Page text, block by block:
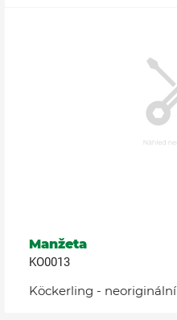
Manžeta
KO0013
Köckerling - neoriginální